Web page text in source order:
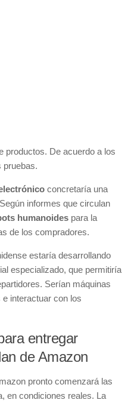
productos. De acuerdo a los
pruebas.
concretaría una
informes que circulan
humanoides para la
de los compradores.
estaría desarrollando
especializado, que permitiría
Serían máquinas
interactuar con los
entregar
de Amazon
pronto comenzará las
en condiciones reales. La